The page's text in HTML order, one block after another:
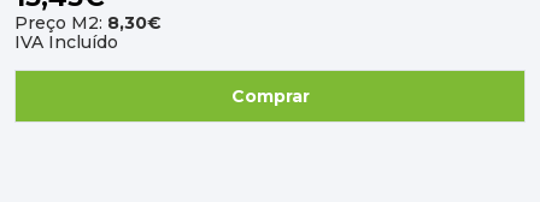
Preço M2: 8,30€
IVA Incluído
Comprar